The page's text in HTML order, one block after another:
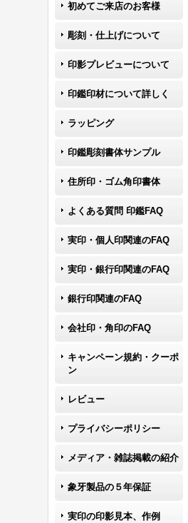
初めてご来店のお客様
彫刻・仕上げについて
印影プレビューについて
印鑑印材について詳しく
ラッピング
印鑑彫刻書体サンプル
住所印・ゴム角印書体
よくある質問 印鑑FAQ
実印・個人印関連のFAQ
実印・銀行印関連のFAQ
銀行印関連のFAQ
会社印・角印のFAQ
キャンペーン規約・クーポ
ン
レビュー
プライバシーポリシー
メディア・雑誌掲載の紹介
象牙製品の５年保証
実印の印影見本、作例